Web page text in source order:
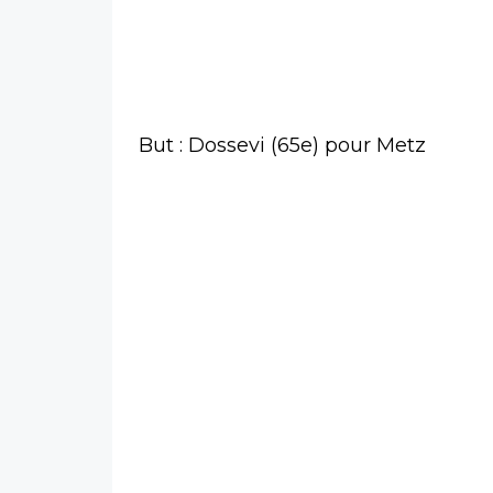
But : Dossevi (65e) pour Metz